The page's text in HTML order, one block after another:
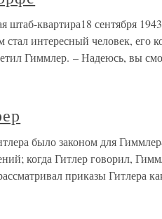
квартира18 сентября 1943
интересный человек, его
Гиммлер. – Надеюсь, вы
было законом для
когда Гитлер говорил,
приказы Гитлера